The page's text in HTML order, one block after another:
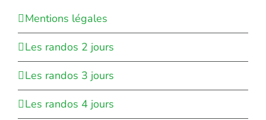
Mentions légales
Les randos 2 jours
Les randos 3 jours
Les randos 4 jours